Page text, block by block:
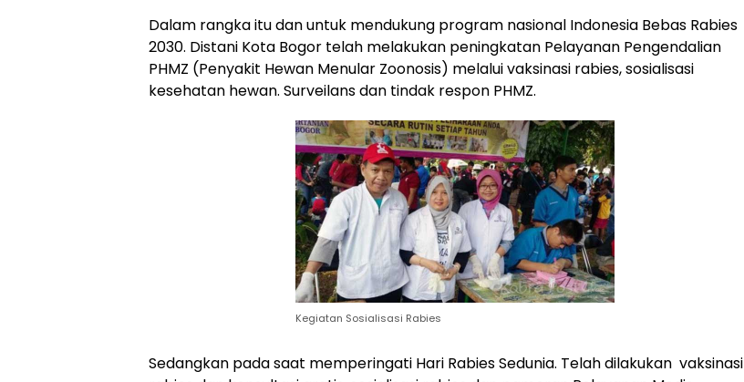
Dalam rangka itu dan untuk mendukung program nasional Indonesia Bebas Rabies
2030. Distani Kota Bogor telah melakukan peningkatan Pelayanan Pengendalian
PHMZ (Penyakit Hewan Menular Zoonosis) melalui vaksinasi rabies, sosialisasi
kesehatan hewan. Surveilans dan tindak respon PHMZ.
Kegiatan Sosialisasi Rabies
Sedangkan pada saat memperingati Hari Rabies Sedunia. Telah dilakukan vaksinasi